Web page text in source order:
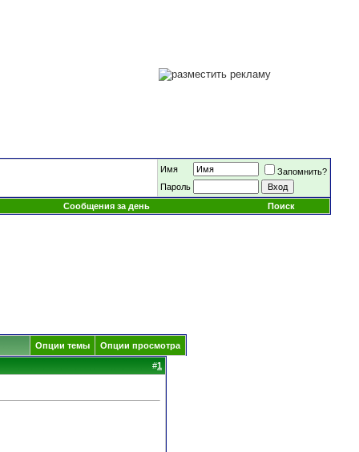
Имя
Запомнить?
Пароль
Сообщения за день
Поиск
Опции темы Опции просмотра
#1